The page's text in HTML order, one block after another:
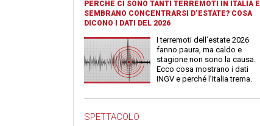
PERCHÉ CI SONO TANTI TERREMOTI IN ITALIA E
SEMBRANO CONCENTRARSI D’ESTATE? COSA
DICONO I DATI DEL 2026
I terremoti dell’estate 2026
fanno paura, ma caldo e
stagione non sono la causa.
Ecco cosa mostrano i dati
INGV e perché l’Italia trema.
SPETTACOLO